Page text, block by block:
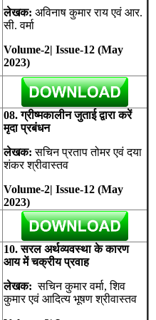
लेखक: अविनाष कुमार राय एवं आर.
सी. वर्मा
Volume-2| Issue-12 (May
2023)
08. ग्रीष्मकालीन जुताई द्वारा करें
मृदा प्रबंधन
लेखक: सचिन प्रताप तोमर एवं दया
शंकर श्रीवास्तव
Volume-2| Issue-12 (May
2023)
10. सरल अर्थव्यवस्था के कारण
आय में चक्रीय प्रवाह
लेखक:सचिन कुमार वर्मा, शिव
कुमार एवं आदित्य भूषण श्रीवास्तव